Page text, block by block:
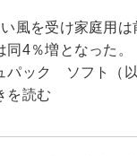
風を受け家庭用は
同4％増となった
パック ソフト（
を読む